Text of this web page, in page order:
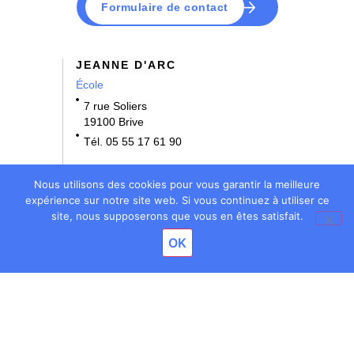
Formulaire de contact
JEANNE D'ARC
École
7 rue Soliers
19100 Brive
Tél. 05 55 17 61 90
École • Collège
3 rue Bernard Denoix
Nous utilisons des cookies pour vous garantir la meilleure
expérience sur notre site web. Si vous continuez à utiliser ce
site, nous supposerons que vous en êtes satisfait.
OK